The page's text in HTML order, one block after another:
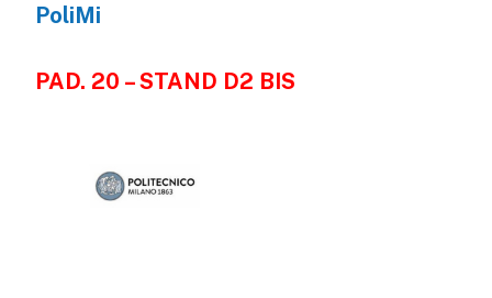
PoliMi
PAD. 20 – STAND D2 BIS